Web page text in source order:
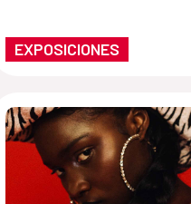
EXPOSICIONES